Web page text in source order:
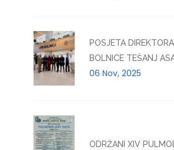
POSJETA
BOLNICE TEŠANJ
06 Nov, 2025
ODRŽANI XIV